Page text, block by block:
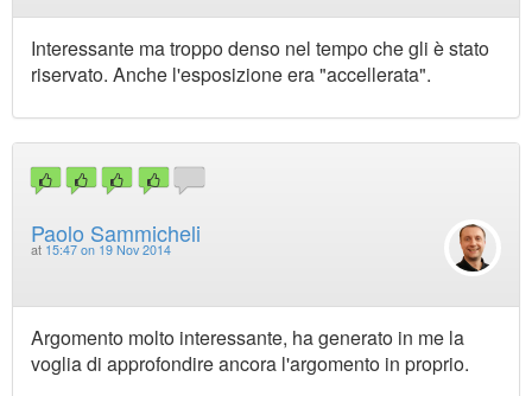
Interessante ma troppo denso nel tempo che gli è stato
riservato. Anche l'esposizione era "accellerata".
Paolo Sammicheli
at 15:47 on 19 Nov 2014
Argomento molto interessante, ha generato in me la
voglia di approfondire ancora l'argomento in proprio.